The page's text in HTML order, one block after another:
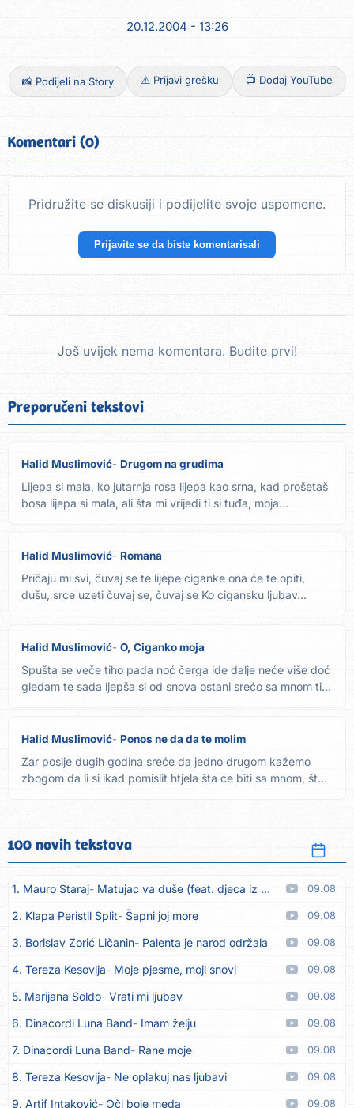
20.12.2004 - 13:26
📸 Podijeli na Story ⚠️ Prijavi grešku 📺 Dodaj YouTube
Komentari (0)
Pridružite se diskusiji i podijelite svoje uspomene.
Prijavite se da biste komentarisali
Još uvijek nema komentara. Budite prvi!
Preporučeni tekstovi
Halid Muslimović Drugom na grudima
Lijepa si mala, ko jutarnja rosa lijepa kao srna, kad prošetaš
bosa lijepa si mala, ali šta mi vrijedi ti si tuđa, moja...
Halid Muslimović Romana
Pričaju mi svi, čuvaj se te lijepe ciganke ona će te opiti,
dušu, srce uzeti čuvaj se, čuvaj se Ko cigansku ljubav...
Halid Muslimović O, Ciganko moja
Spušta se veče tiho pada noć čerga ide dalje neće više doć
gledam te sada ljepša si od snova ostani srećo sa mnom ti
Halid Muslimović Ponos ne da da te molim
Zar poslje dugih godina sreće da jedno drugom kažemo
zbogom da li si ikad pomislit htjela šta će biti sa mnom, šta
100 novih tekstova
1. Mauro Staraj Matujac va duše (feat. djeca iz Matulja) 09.08
2. Klapa Peristil Split Šapni joj more 09.08
3. Borislav Zorić Ličanin Palenta je narod održala 09.08
4. Tereza Kesovija Moje pjesme, moji snovi 09.08
5. Marijana Soldo Vrati mi ljubav 09.08
6. Dinacordi Luna Band Imam želju 09.08
7. Dinacordi Luna Band Rane moje 09.08
8. Tereza Kesovija Ne oplakuj nas ljubavi 09.08
9. Artif Intaković Oči boje meda 09.08